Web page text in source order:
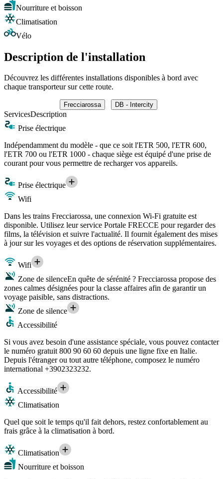
Nourriture et boisson
Climatisation
Vélo
Description de l'installation
Découvrez les différentes installations disponibles à bord avec
chaque transporteur sur cette route.
Frecciarossa DB - Intercity
ServicesDescription
Prise électrique
Indépendamment du modèle - que ce soit l'ETR 500, l'ETR 600,
l'ETR 700 ou l'ETR 1000 - chaque siège est équipé d'une prise de
courant pour vous permettre de recharger vos appareils.
Prise électrique
Wifi
Dans les trains Frecciarossa, une connexion Wi-Fi gratuite est
disponible. Utilisez leur service Portale FRECCE pour regarder des
films, la télévision et suivre l'actualité. Il fournit également des mises
à jour sur les voyages et des options de réservation supplémentaires.
Wifi
Zone de silenceEn quête de sérénité ? Frecciarossa propose des
zones calmes désignées pour la classe affaires afin de garantir un
voyage paisible, sans distractions.
Zone de silence
Accessibilité
Si vous avez besoin d'une assistance spéciale, vous pouvez contacter
le numéro gratuit 800 90 60 60 depuis une ligne fixe en Italie.
Depuis l'étranger ou tout autre téléphone, composez le numéro
international +3902323232.
Accessibilité
Climatisation
Quel que soit le temps qu'il fait dehors, restez confortablement au
frais grâce à la climatisation à bord.
Climatisation
Nourriture et boisson